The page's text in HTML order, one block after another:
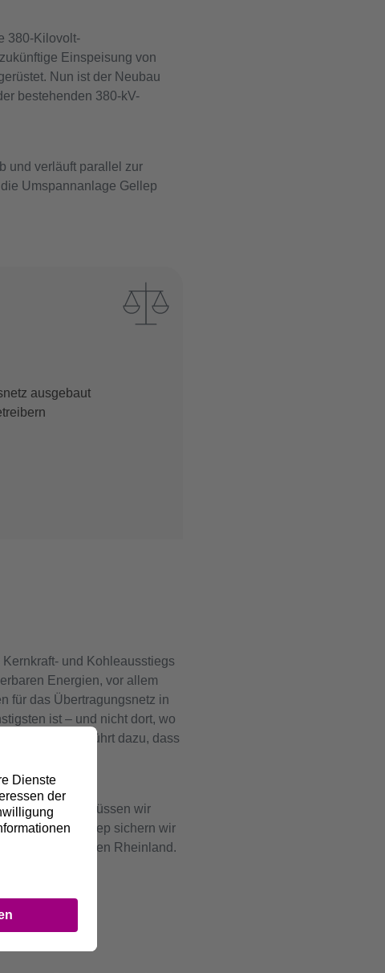
380-Kilovolt-
Einspeisung von
Nun ist der Neubau
bestehenden 380-kV-
und verläuft parallel zur
Umspannanlage Gellep
ausgebaut
und Kohleausstiegs
Energien, vor allem
für das Übertragungsnetz in
ist – und nicht dort, wo
Das führt dazu, dass
vermeiden, müssen wir
Gellep sichern wir
im westlichen Rheinland.